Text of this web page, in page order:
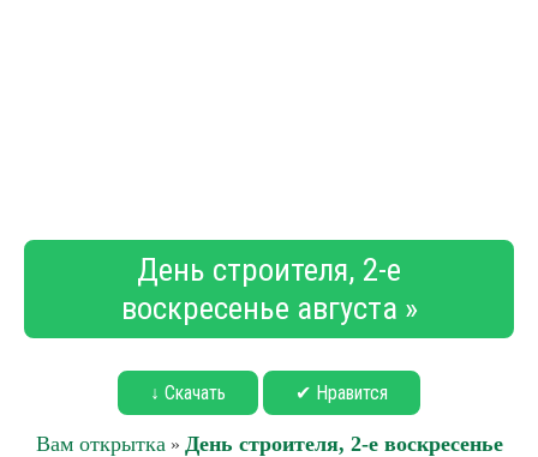
День строителя, 2-е
воскресенье августа »
↓ Скачать ✔ Нравится
Вам открытка » День строителя, 2-е воскресенье